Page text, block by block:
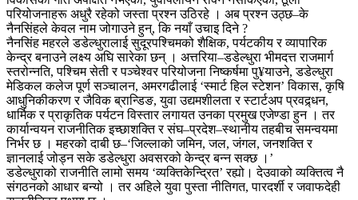
परियोजनाहरू अधुरै रहेको जस्ता प्रश्न उठिरहे । अब प्रश्न उठ्छ–के
नैनसिंहले केवल नाम जोगाउने हुन्, कि नयाँ उचाइ दिने ?
नैनसिंह महरले डडेल्धुरालाई सुदूरपश्चिमको शैक्षिक, पर्यटकीय र व्यापारिक
केन्द्र बनाउने लक्ष्य अघि सारेका छन् । अत्तरिया–डडेल्धुरा भीमदत्त राजमार्ग
स्तरोन्नति, पश्चिम सेती र पञ्चेश्वर परियोजना निष्कर्षमा पु¥याउने, डडेल्धुरा
मेडिकल कलेज पूर्ण सञ्चालन, अमरगढीलाई ‘स्मार्ट हिल स्टेशन’ विकास, कृषि
आधुनिकीकरण र जैविक ब्रान्डिङ, युवा उद्यमशीलता र स्टार्टअप प्रवद्र्धन,
धार्मिक र प्राकृतिक पर्यटन विस्तार लगायत उनका प्रमुख एजेण्डा हुन । तर
कार्यान्वयन राजनीतिक इच्छाशक्ति र संघ–प्रदेश–स्थानीय तहबीच समन्वयमा
निर्भर छ । महरको दाबी छ–‘जिल्लाको जमिन, जल, जंगल, जनशक्ति र
ज्ञानलाई जोड्न सके डडेल्धुरा अवसरको केन्द्र बन्न सक्छ ।’
डडेल्धुराको राजनीति लामो समय ‘व्यक्तिकेन्द्रित’ रह्यो। देउवाको व्यक्तित्व नै
संगठनको आधार बन्यो । तर अहिले युवा पुस्ता नीतिगत, पारदर्शी र जवाफदेही